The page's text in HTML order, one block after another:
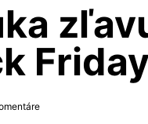
Friday